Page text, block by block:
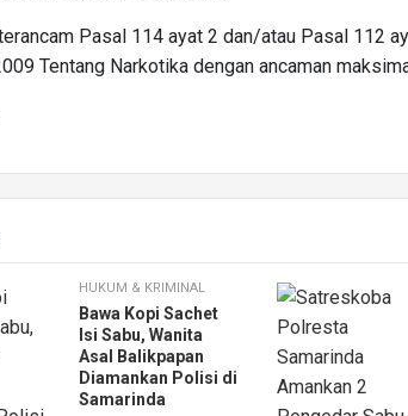
Pasal 114 ayat 2 dan/atau Pasal 112
Tentang Narkotika dengan ancaman
HUKUM & KRIMINAL
Bawa Kopi Sachet
Isi Sabu, Wanita
Asal Balikpapan
Diamankan Polisi di
Samarinda